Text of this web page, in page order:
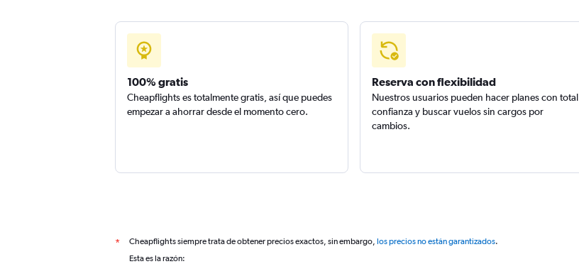
100% gratis
Cheapflights es totalmente gratis, así que puedes
empezar a ahorrar desde el momento cero.
Reserva con flexibilidad
Nuestros usuarios pueden hacer planes con total
confianza y buscar vuelos sin cargos por
cambios.
* Cheapflights siempre trata de obtener precios exactos, sin embargo, los precios no están garantizados.
Esta es la razón: